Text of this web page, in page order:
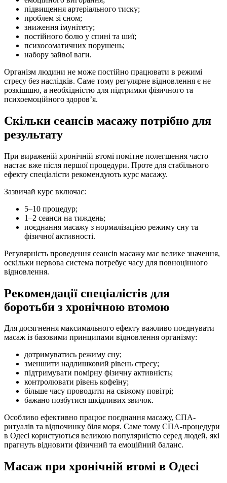
підвищення артеріального тиску;
проблем зі сном;
зниження імунітету;
постійного болю у спині та шиї;
психосоматичних порушень;
набору зайвої ваги.
Організм людини не може постійно працювати в режимі
стресу без наслідків. Саме тому регулярне відновлення є не
розкішшю, а необхідністю для підтримки фізичного та
психоемоційного здоров’я.
Скільки сеансів масажу потрібно для
результату
При вираженій хронічній втомі помітне полегшення часто
настає вже після першої процедури. Проте для стабільного
ефекту спеціалісти рекомендують курс масажу.
Зазвичай курс включає:
5–10 процедур;
1–2 сеанси на тиждень;
поєднання масажу з нормалізацією режиму сну та
фізичної активності.
Регулярність проведення сеансів масажу має велике значення,
оскільки нервова система потребує часу для повноцінного
відновлення.
Рекомендації спеціалістів для
боротьби з хронічною втомою
Для досягнення максимального ефекту важливо поєднувати
масаж із базовими принципами відновлення організму:
дотримуватись режиму сну;
зменшити надлишковий рівень стресу;
підтримувати помірну фізичну активність;
контролювати рівень кофеїну;
більше часу проводити на свіжому повітрі;
бажано позбутися шкідливих звичок.
Особливо ефективно працює поєднання масажу, СПА-
ритуалів та відпочинку біля моря. Саме тому СПА-процедури
в Одесі користуються великою популярністю серед людей, які
прагнуть відновити фізичний та емоційний баланс.
Масаж при хронічній втомі в Одесі